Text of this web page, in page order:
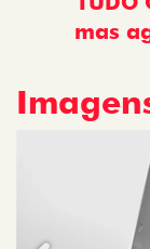
mas